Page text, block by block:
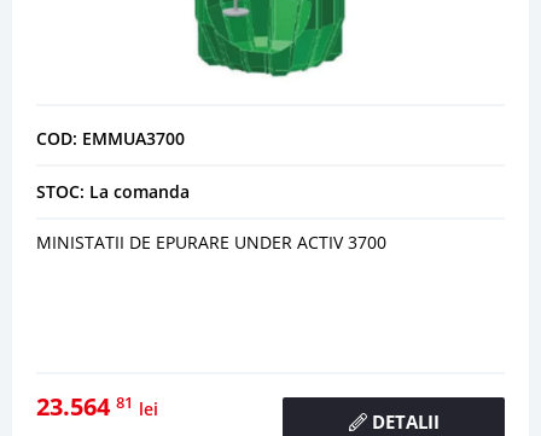
COD: EMMUA3700
STOC: La comanda
MINISTATII DE EPURARE UNDER ACTIV 3700
23.564 81 lei
DETALII